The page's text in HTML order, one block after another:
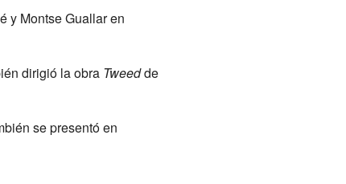
y Montse Guallar en
dirigió la obra Tweedde
se presentó en